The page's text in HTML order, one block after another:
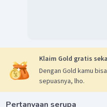
Klaim Gold gratis
Dengan Gold kamu
sepuasnya, lho.
Pertanyaan serupa